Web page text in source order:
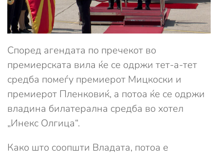
Според агендата по пречекот во
премиерската вила ќе се одржи тет-а-тет
средба помеѓу премиерот Мицкоски и
премиерот Пленковиќ, а потоа ќе се одржи
владина билатерална средба во хотел
„Инекс Олгица“.
Како што соопшти Владата, потоа е